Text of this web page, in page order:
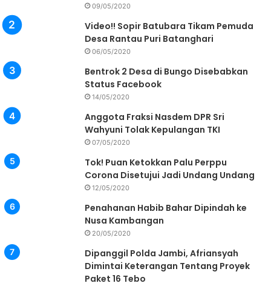
09/05/2020
Video!! Sopir Batubara Tikam Pemuda
Desa Rantau Puri Batanghari
06/05/2020
Bentrok 2 Desa di Bungo Disebabkan
Status Facebook
14/05/2020
Anggota Fraksi Nasdem DPR Sri
Wahyuni Tolak Kepulangan TKI
07/05/2020
Tok! Puan Ketokkan Palu Perppu
Corona Disetujui Jadi Undang Undang
12/05/2020
Penahanan Habib Bahar Dipindah ke
Nusa Kambangan
20/05/2020
Dipanggil Polda Jambi, Afriansyah
Dimintai Keterangan Tentang Proyek
Paket 16 Tebo